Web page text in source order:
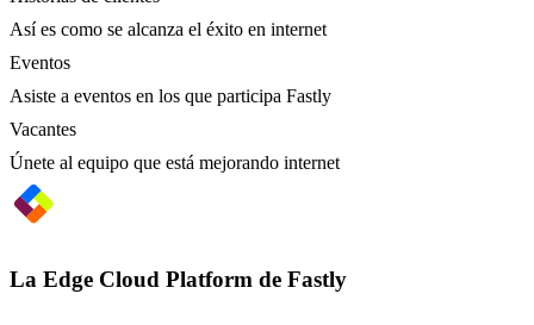
Así es como se alcanza el éxito en internet
Eventos
Asiste a eventos en los que participa Fastly
Vacantes
Únete al equipo que está mejorando internet
La Edge Cloud Platform de Fastly